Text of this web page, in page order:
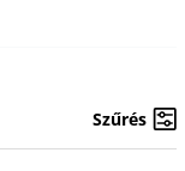
Szűrés